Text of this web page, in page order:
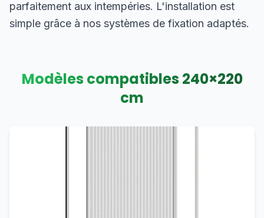
parfaitement aux intempéries. L'installation est
simple grâce à nos systèmes de fixation adaptés.
Modèles compatibles240×220
cm